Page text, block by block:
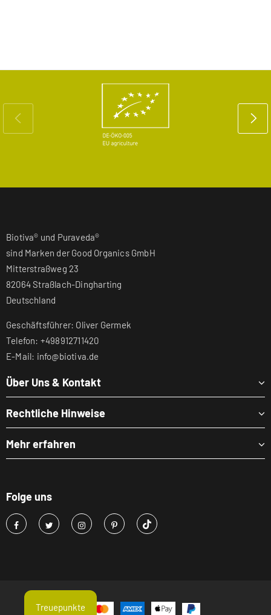
Biotiva® und Puraveda®
sind Marken der Good Organics GmbH
Mitterstraßweg 23
82064 Straßlach-Dingharting
Deutschland
Geschäftsführer: Oliver Germek
Telefon: +498912711420
E-Mail: info@biotiva.de
Über Uns & Kontakt
Rechtliche Hinweise
Mehr erfahren
Folge uns
Treuepunkte